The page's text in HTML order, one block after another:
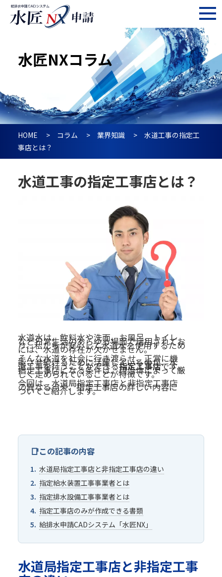
水匠NXコラム
HOME コラム 業界知識
水道工事の指定工
事店とは？
水道工事の指定工事店とは？
水道水は、飲料水や洗面、お風呂、トイレ
など日常生活のあらゆる場面で活用されてお
り、私たちが安心して水道水を使用するため
には、水道の存在が欠かせません。
そんな水道を社会に行き渡らせ、正常に機
能させ続けるために活躍しているのが、水
道工事を行うことができる指定工事店です。
指定工事店になる条件は、自治体によって厳
しく定められていることが特徴です。
今回は、水道局指定工事店と非指定工事店
の異なる点や、指定工事店の詳しい内容に
ついてご紹介します。
この記事の内容
水道局指定工事店と非指定工事店の違い
指定給水装置工事事業者とは
指定排水設備工事事業者とは
指定工事店のみが作成できる書類
給排水申請CADシステム「水匠NX」
水道局指定工事店と非指定工事